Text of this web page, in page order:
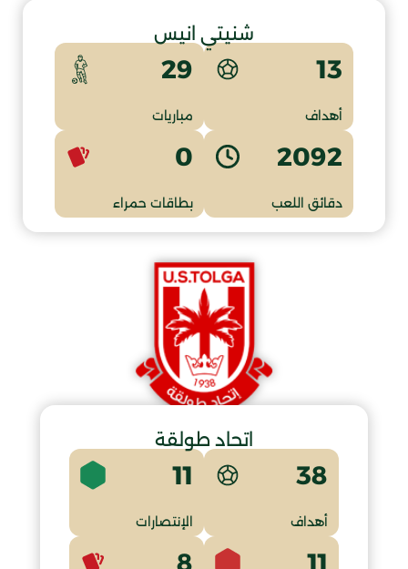
شنيتي انيس
13
أهداف
29
مباريات
2092
دقائق اللعب
0
بطاقات حمراء
اتحاد طولقة
38
أهداف
11
الإنتصارات
11
8